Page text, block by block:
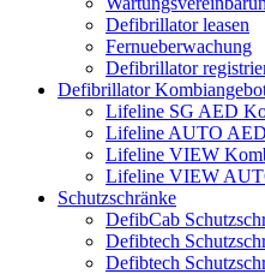
Defibrillator leasen
Fernueberwachung
Defibrillator
Defibrillator
Lifeline SG AED
Lifeline AUTO
Lifeline VIEW
Lifeline VIEW
Schutzschränke
DefibCab
Defibtech
Defibtech